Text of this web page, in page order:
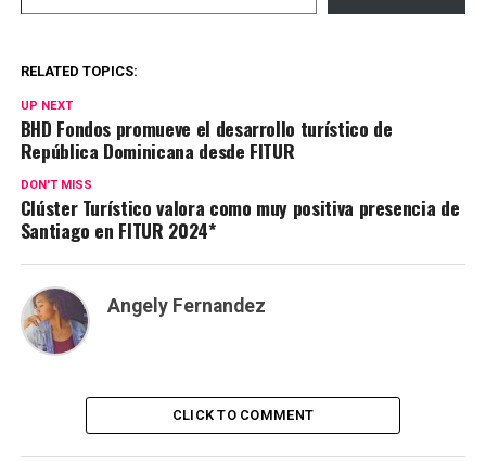
RELATED TOPICS:
UP NEXT
BHD Fondos promueve el desarrollo turístico de
República Dominicana desde FITUR
DON'T MISS
Clúster Turístico valora como muy positiva presencia de
Santiago en FITUR 2024*
Angely Fernandez
CLICK TO COMMENT